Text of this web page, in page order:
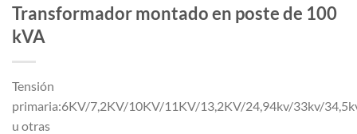
Transformador montado en poste de 100
kVA
Tensión
primaria:6KV/7,2KV/10KV/11KV/13,2KV/24,94kv/33kv/
u otras